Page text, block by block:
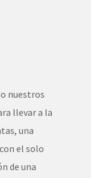
nuestros
llevar a la
una
el solo
de una